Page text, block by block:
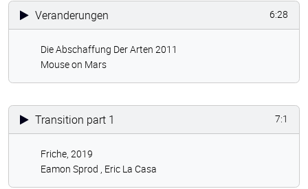
Veranderungen 6:28
Die Abschaffung Der Arten 2011
Mouse on Mars
Transition part 1 7:1
Friche, 2019
Eamon Sprod , Eric La Casa